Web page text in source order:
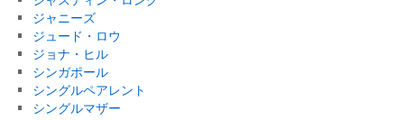
ジャニーズ
ジュード・ロウ
ジョナ・ヒル
シンガポール
シングルペアレント
シングルマザー